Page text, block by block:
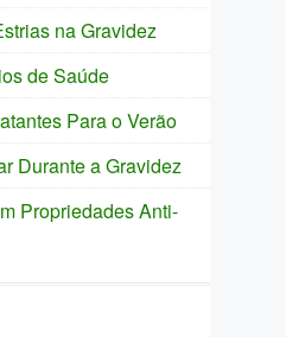
na Gravidez
de Saúde
Para o Verão
Durante a Gravidez
Propriedades Anti-